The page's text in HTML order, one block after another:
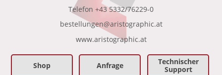
Telefon +43 5332/76229-0
bestellungen@aristographic.at
www.aristographic.at
Shop Anfrage
Technischer
Support